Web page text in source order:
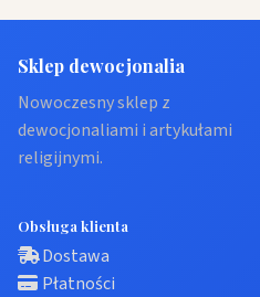
Sklep dewocjonalia
Nowoczesny sklep z
dewocjonaliami i artykułami
religijnymi.
Obsługa klienta
Dostawa
Płatności